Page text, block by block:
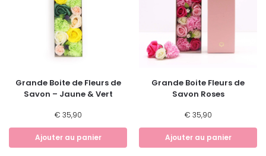
Grande Boite de Fleurs de
Savon – Jaune & Vert
€ 35,90
Ajouter au panier
Grande Boite Fleurs de
Savon Roses
€ 35,90
Ajouter au panier